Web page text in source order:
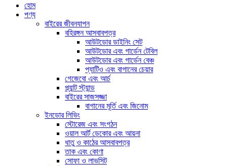
হোম
পণ্য
বাইরের জীবনযাপন
বহিরঙ্গন আসবাবপত্র
আউটডোর ডাইনিং সেট
আউটডোর এবং গার্ডেন টেবিল
আউটডোর এবং গার্ডেন বেঞ্চ
প্যাটিও এবং বাগানের চেয়ার
গেজেবো এবং আর্চ
প্ল্যান্ট স্ট্যান্ড
বাইরের সাজসজ্জা
বাগানের মূর্তি এবং জিনোম
ইনডোর লিভিং
স্টোরেজ এবং সংগঠন
ওয়াল আর্ট ডেকোর এবং আয়না
ধাতু ও কাঠের আসবাবপত্র
তাক এবং কোণা
সোফা ও লাভসিট